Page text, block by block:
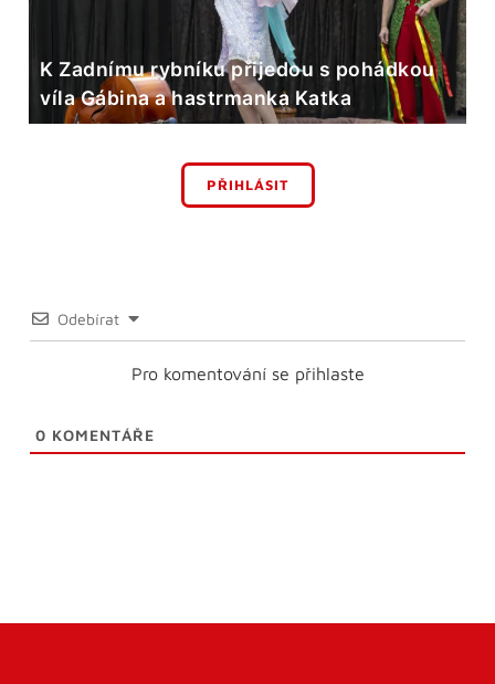
K Zadnímu rybníku přijedou s pohádkou
víla Gábina a hastrmanka Katka
PŘIHLÁSIT
Odebírat
Pro komentování se přihlaste
0 KOMENTÁŘE